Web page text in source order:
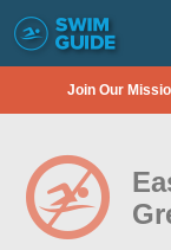
Join Our